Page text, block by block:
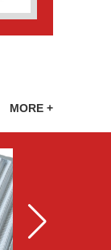
MORE +